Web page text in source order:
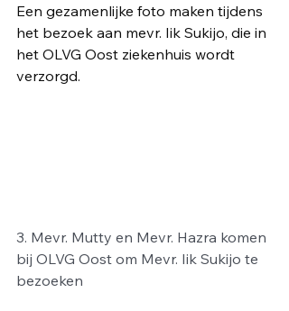
Een gezamenlijke foto maken tijdens
het bezoek aan mevr. Iik Sukijo, die in
het OLVG Oost ziekenhuis wordt
verzorgd.
3. Mevr. Mutty en Mevr. Hazra komen
bij OLVG Oost om Mevr. Iik Sukijo te
bezoeken